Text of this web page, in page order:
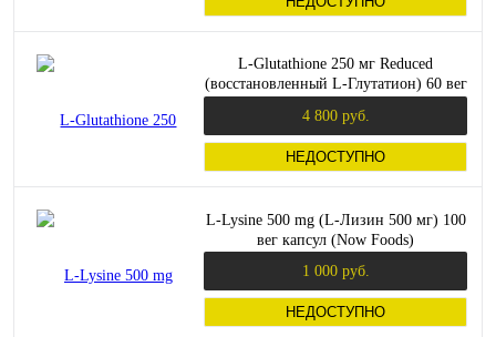
L-Glutathione 250 мг Reduced
(восстановленный L-Глутатион) 60 вег
4 800 руб.
НЕДОСТУПНО
L-Lysine 500 mg (L-Лизин 500 мг) 100
вег капсул (Now Foods)
1 000 руб.
НЕДОСТУПНО